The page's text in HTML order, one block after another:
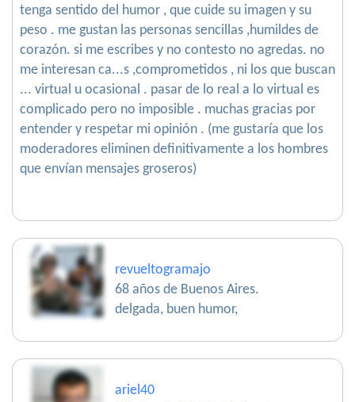
tenga sentido del humor , que cuide su imagen y su
peso . me gustan las personas sencillas ,humildes de
corazón. si me escribes y no contesto no agredas. no
me interesan ca...s ,comprometidos , ni los que buscan
... virtual u ocasional . pasar de lo real a lo virtual es
complicado pero no imposible . muchas gracias por
entender y respetar mi opinión . (me gustaría que los
moderadores eliminen definitivamente a los hombres
que envían mensajes groseros)
revueltogramajo
68 años de Buenos Aires.
delgada, buen humor,
ariel40